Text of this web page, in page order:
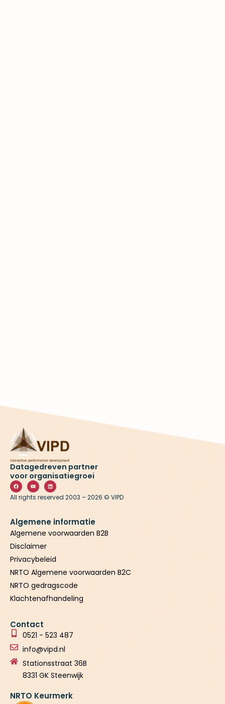
Datagedreven partner
voor organisatiegroei
F
a
c
e
b
k
Y
o
u
t
u
L
i
n
k
e
All rights reserved 2003 – 2026 © VIPD
Algemene informatie
Algemene voorwaarden B2B
Disclaimer
Privacybeleid
NRTO Algemene voorwaarden B2C
NRTO gedragscode
Klachtenafhandeling
Contact
0521 - 523 487
info@vipd.nl
Stationsstraat 36B
8331 GK Steenwijk
NRTO Keurmerk